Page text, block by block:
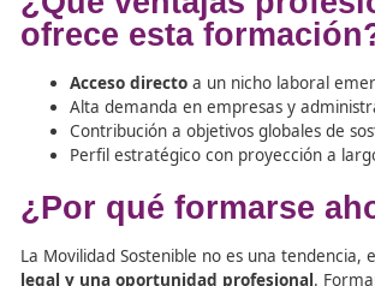
¿Qué aportan los
asociados?
Los Grados A-Ccomplementan la
Movilidad activa y transporte
Teletrabajo y soluciones de